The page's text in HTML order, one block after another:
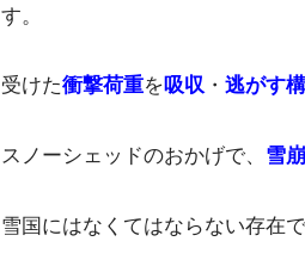
す。
受けた衝撃荷重を吸収 ・ 逃がす
スノーシェッドのおかげで、 雪崩
雪国にはなくてはならない存在で